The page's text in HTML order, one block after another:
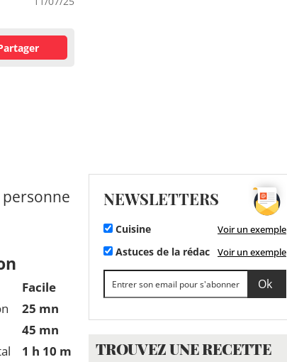
Facile
25 mn
45 mn
1 h 10 m
NEWSLETTERS
Cuisine Voir un exemple
Astuces de la rédac Voir un exemple
TROUVEZ UNE RECETTE